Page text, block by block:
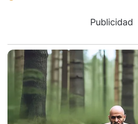
Publicidad